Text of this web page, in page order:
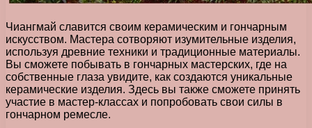
Чиангмай славится своим керамическим и гончарным
искусством. Мастера сотворяют изумительные изделия,
используя древние техники и традиционные материалы.
Вы сможете побывать в гончарных мастерских, где на
собственные глаза увидите, как создаются уникальные
керамические изделия. Здесь вы также сможете принять
участие в мастер-классах и попробовать свои силы в
гончарном ремесле.